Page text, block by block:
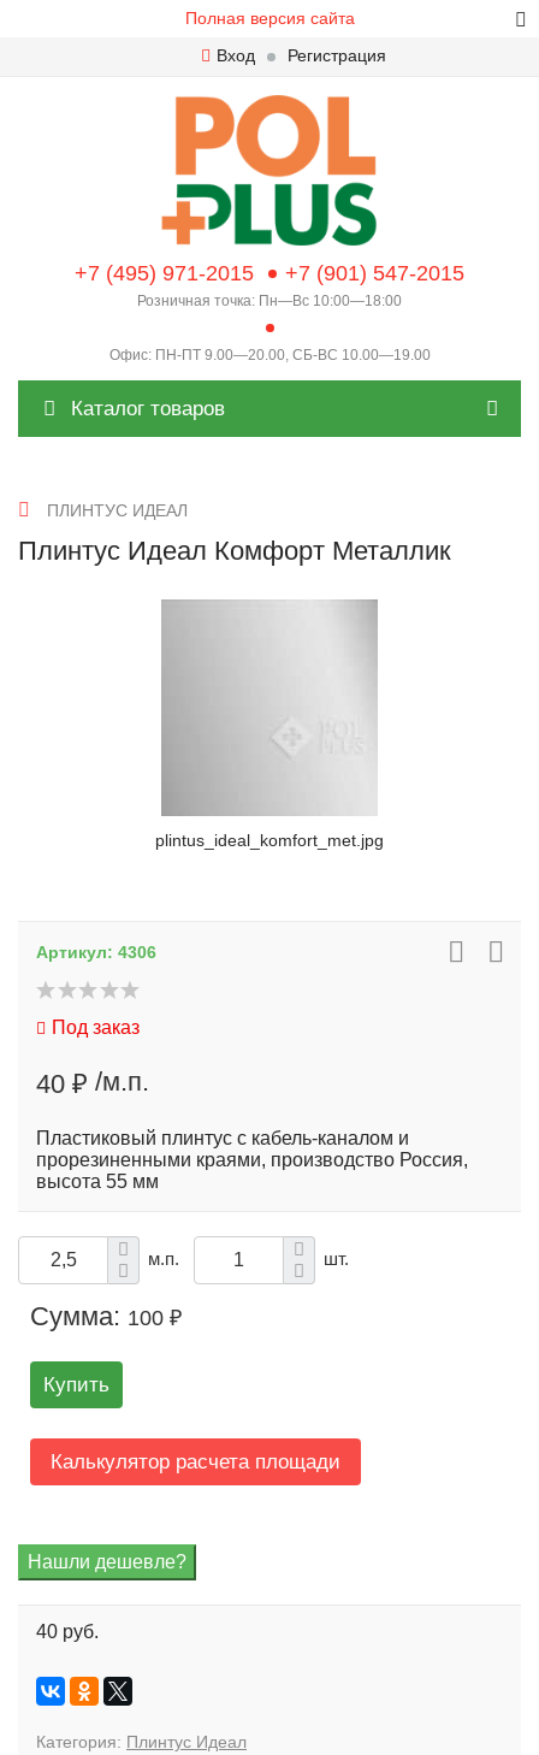
Полная версия сайта
Вход
Регистрация
+7 (495) 971-2015 +7 (901) 547-2015
Розничная точка: Пн—Вс 10:00—18:00
Офис: ПН-ПТ 9.00—20.00, СБ-ВС 10.00—19.00
Каталог товаров
ПЛИНТУС ИДЕАЛ
Плинтус Идеал Комфорт Металлик
plintus_ideal_komfort_met.jpg
Артикул: 4306
Под заказ
40 ₽ /м.п.
Пластиковый плинтус с кабель-каналом и
прорезиненными краями, производство Россия,
высота 55 мм
м.п. шт.
Сумма: 100 ₽
Купить
Калькулятор расчета площади
40 руб.
Категория: Плинтус Идеал